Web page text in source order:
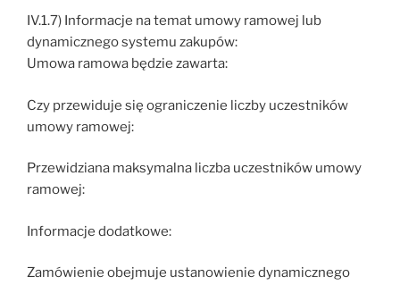
IV.1.7) Informacje na temat umowy ramowej lub
dynamicznego systemu zakupów:
Umowa ramowa będzie zawarta:
Czy przewiduje się ograniczenie liczby uczestników
umowy ramowej:
Przewidziana maksymalna liczba uczestników umowy
ramowej:
Informacje dodatkowe:
Zamówienie obejmuje ustanowienie dynamicznego